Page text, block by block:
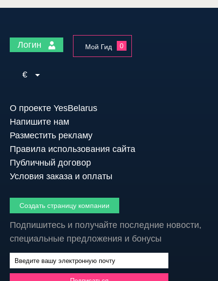
Логин Мой Гид 0
€
О проекте YesBelarus
Напишите нам
Разместить рекламу
Правила использования сайта
Публичный договор
Условия заказа и оплаты
Создать страницу компании
Подпишитесь и получайте последние новости,
специальные предложения и бонусы